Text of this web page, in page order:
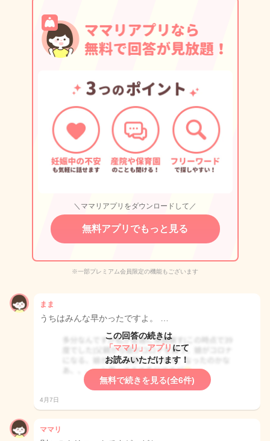
＼ママリアプリをダウンロードして／
無料アプリでもっと見る
※一部プレミアム会員限定の機能もございます
まま
うちはみんな早かったですよ。 …
この回答の続きは
「ママリ」アプリ にて
お読みいただけます！
無料で続きを見る(全6件)
4月7日
ママリ